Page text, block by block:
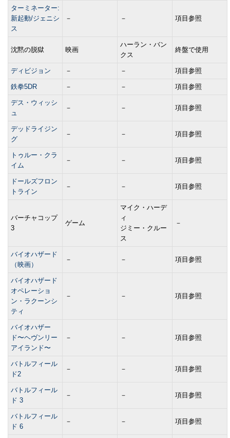
ターミネーター:
新起動/ジェニシ
ス
－ － 項目参照
沈黙の脱獄 映画
ハーラン・バン
クス
終盤で使用
ディビジョン － － 項目参照
鉄拳5DR － － 項目参照
デス・ウィッシ
ュ
－ － 項目参照
デッドライジン
グ
－ － 項目参照
トゥルー・クラ
イム
－ － 項目参照
ドールズフロン
トライン
－ － 項目参照
バーチャコップ
3
ゲーム
マイク・ハーデ
ィ
ジミー・クルー
ス
－
バイオハザード
（映画）
－ － 項目参照
バイオハザード
オペレーショ
ン・ラクーンシ
ティ
－ － 項目参照
バイオハザー
ド〜ヘヴンリー
アイランド〜
－ － 項目参照
バトルフィール
ド2
－ － 項目参照
バトルフィール
ド 3
－ － 項目参照
バトルフィール
ド 6
－ － 項目参照